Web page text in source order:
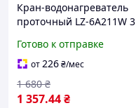
Кран-водонагреватель
проточный LZ-6A211W 3
термостойкий ABS-
пластик белый
Готово к отправке
от226₴/мес
1 357.44₴
1 680 ₴